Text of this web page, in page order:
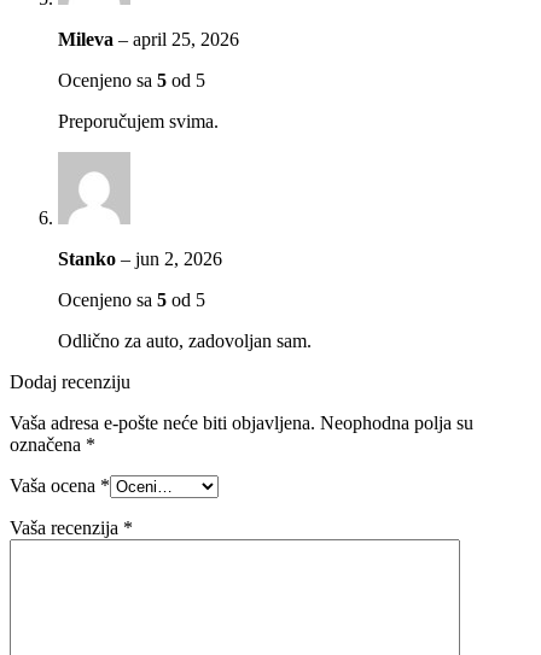
Mileva – april 25, 2026
Ocenjeno sa 5 od 5
Preporučujem svima.
Stanko – jun 2, 2026
Ocenjeno sa 5 od 5
Odlično za auto, zadovoljan sam.
Dodaj recenziju
Vaša adresa e-pošte neće biti objavljena. Neophodna polja su
označena *
Vaša ocena *
Vaša recenzija *